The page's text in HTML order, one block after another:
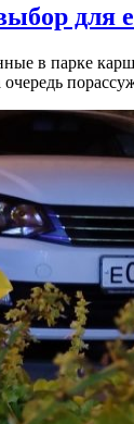
для
в парке
очередь